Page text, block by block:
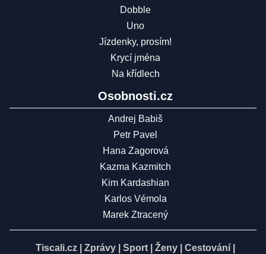
Dobble
Uno
Jízdenky, prosím!
Krycí jména
Na křídlech
Osobnosti.cz
Andrej Babiš
Petr Pavel
Hana Zagorová
Kazma Kazmitch
Kim Kardashian
Karlos Vémola
Marek Ztracený
Tiscali.cz Zprávy Sport Ženy Cestování